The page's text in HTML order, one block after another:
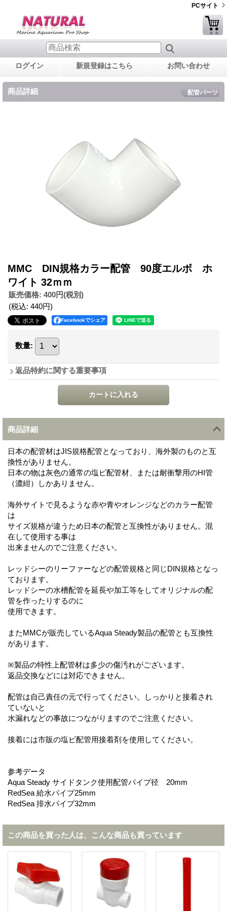
PCサイト
ログイン 新規登録はこちら お問い合わせ
商品詳細 配管パーツ
MMC DIN規格カラー配管 90度エルボ ホ
ワイト 32ｍｍ
販売価格: 400円(税別)
(税込: 440円)
Facebookでシェア
数量:
返品特約に関する重要事項
商品詳細
日本の配管材はJIS規格配管となっており、海外製のものと互
換性がありません。
日本の物は灰色の通常の塩ビ配管材、または耐衝撃用のHI管
（濃紺）しかありません。
海外サイトで見るような赤や青やオレンジなどのカラー配管
は
サイズ規格が違うため日本の配管と互換性がありません。混
在して使用する事は
出来ませんのでご注意ください。
レッドシーのリーファーなどの配管規格と同じDIN規格となっ
ております。
レッドシーの水槽配管を延長や加工等をしてオリジナルの配
管を作ったりするのに
使用できます。
またMMCが販売しているAqua Steady製品の配管とも互換性
があります。
※製品の特性上配管材は多少の傷汚れがございます。
返品交換などには対応できません。
配管は自己責任の元で行ってください。しっかりと接着され
ていないと
水漏れなどの事故につながりますのでご注意ください。
接着には市販の塩ビ配管用接着剤を使用してください。
参考データ
Aqua Steady サイドタンク使用配管パイプ径 20mm
RedSea 給水パイプ25mm
RedSea 排水パイプ32mm
この商品を買った人は、こんな商品も買っています